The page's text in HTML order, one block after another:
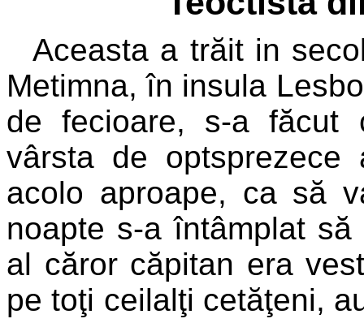
Aceasta a trăit in
Metimna, în insula
de fecioare, s-a făcut
vârsta de
acolo aproape, ca să
noapte s-a întâmplat
al căror căpitan era
pe toţi ceilalţi cetăţeni,